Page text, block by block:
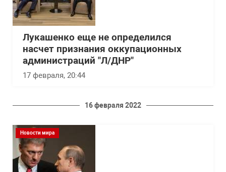
Лукашенко еще не определился
насчет признания оккупационных
администраций "Л/ДНР"
17 февраля, 20:44
16 февраля 2022
Новости мира